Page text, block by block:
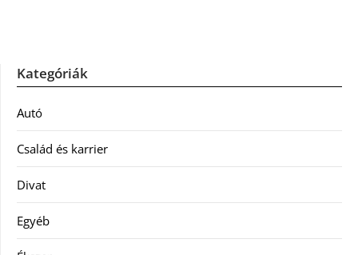
Kategóriák
Autó
Család és karrier
Divat
Egyéb